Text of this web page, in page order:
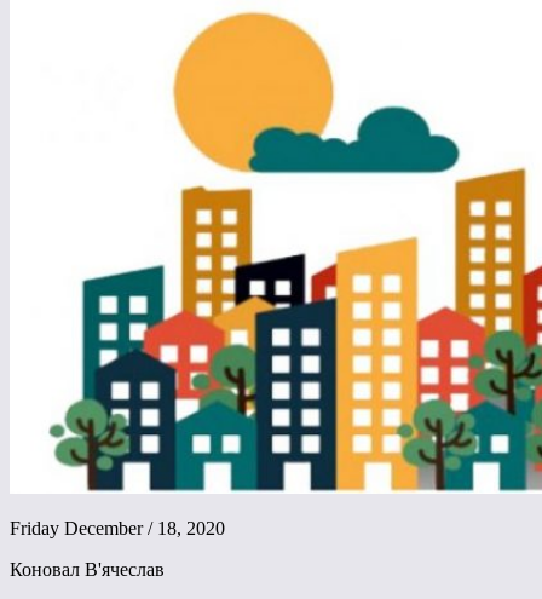
Friday December / 18, 2020
Коновал В'ячеслав